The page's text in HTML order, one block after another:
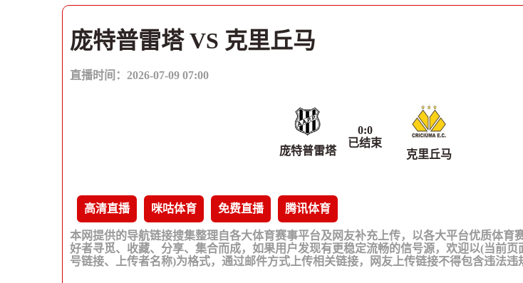
庞特普雷塔 VS 克里丘马
直播时间：2026-07-09 07:00
庞特普雷塔
0:0
已结束
克里丘马
高清直播 咪咕体育 免费直播 腾讯体育
本网提供的导航链接搜集整理自各大体育赛事平台及网友补充上传，以各大平台优质体育
好者寻觅、收藏、分享、集合而成，如果用户发现有更稳定流畅的信号源，欢迎以(当前
号链接、上传者名称)为格式，通过邮件方式上传相关链接，网友上传链接不得包含违法违